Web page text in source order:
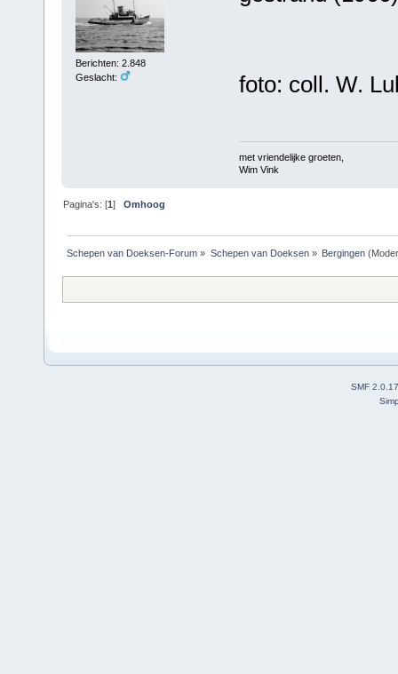
Berichten: 2.848
Geslacht:
foto: coll. W.
met vriendelijke groeten,
Wim Vink
Pagina's: [1]Omhoog
Schepen van Doeksen-Forum » Schepen van Doeksen» Bergingen
SMF 2.0.17